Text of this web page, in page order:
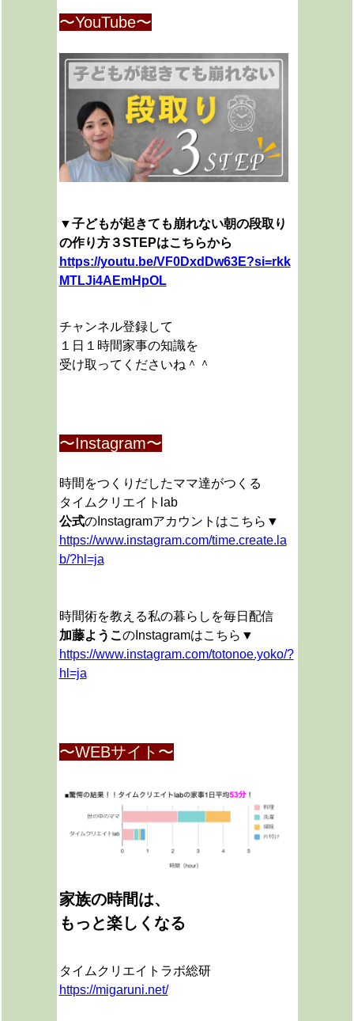
〜YouTube〜
▼子どもが起きても崩れない朝の段取り
の作り方３STEPはこちらから
https://youtu.be/VF0DxdDw63E?si=rkk
MTLJi4AEmHpOL
チャンネル登録して
１日１時間家事の知識を
受け取ってくださいね＾＾
〜Instagram〜
時間をつくりだしたママ達がつくる
タイムクリエイトlab
公式のInstagramアカウントはこちら▼
https://www.instagram.com/time.create.la
b/?hl=ja
時間術を教える私の暮らしを毎日配信
加藤ようこ のInstagramはこちら▼
https://www.instagram.com/totonoe.yoko/?
hl=ja
〜WEBサイト〜
家族の時間は、
もっと楽しくなる
タイムクリエイトラボ総研
https://migaruni.net/